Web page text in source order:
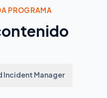
PROGRAMA
Incident Manager